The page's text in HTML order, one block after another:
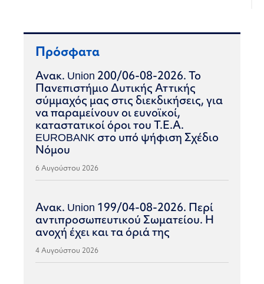
Πρόσφατα
Ανακ. Union 200/06-08-2026. Το
Πανεπιστήμιο Δυτικής Αττικής
σύμμαχός μας στις διεκδικήσεις, για
να παραμείνουν οι ευνοϊκοί,
καταστατικοί όροι του Τ.Ε.Α.
EUROBANK στο υπό ψήφιση Σχέδιο
Νόμου
6 Αυγούστου 2026
Ανακ. Union 199/04-08-2026. Περί
αντιπροσωπευτικού Σωματείου. Η
ανοχή έχει και τα όριά της
4 Αυγούστου 2026